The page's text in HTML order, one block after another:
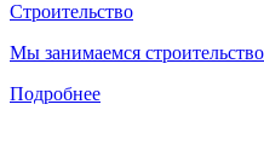
Строительство
Мы занимаемся
Подробнее